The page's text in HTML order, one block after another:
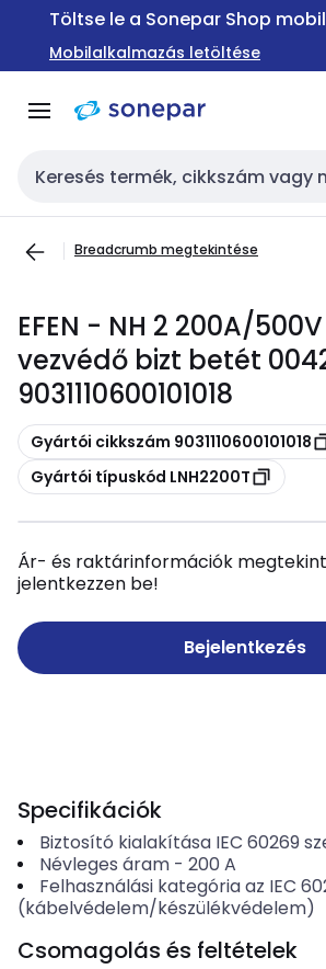
Ugrás a
Ugrás a
tartalomra
Töltse le a Sonepar Shop
Mobilalkalmazás letöltése
Keresési bemenet
Breadcrumb megtekintése
EFEN - NH 2 200A/
vezvédő bizt betét
9031110600101018
Másolás
Gyártói cikkszám 9031110600101018
Másolás
Gyártói típuskód LNH2200T
Ár- és raktárinformációk
jelentkezzen be!
Bejelentkezés
Specifikációk
Biztosító kialakítása IEC 60269
Névleges áram- 200 A
Felhasználási kategória az IEC
(kábelvédelem/készülékvédelem)
Csomagolás és feltételek